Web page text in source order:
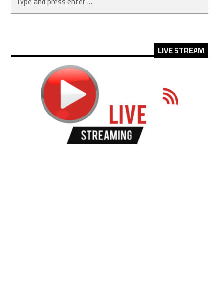
LIVE STREAM